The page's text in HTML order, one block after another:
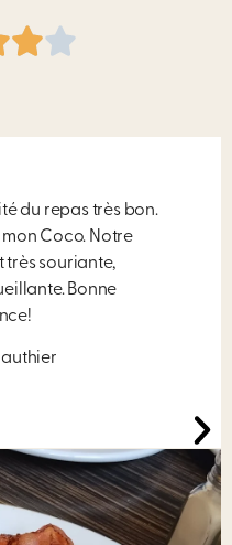
du repas très bon.
Coco. Notre
très souriante,
Bonne